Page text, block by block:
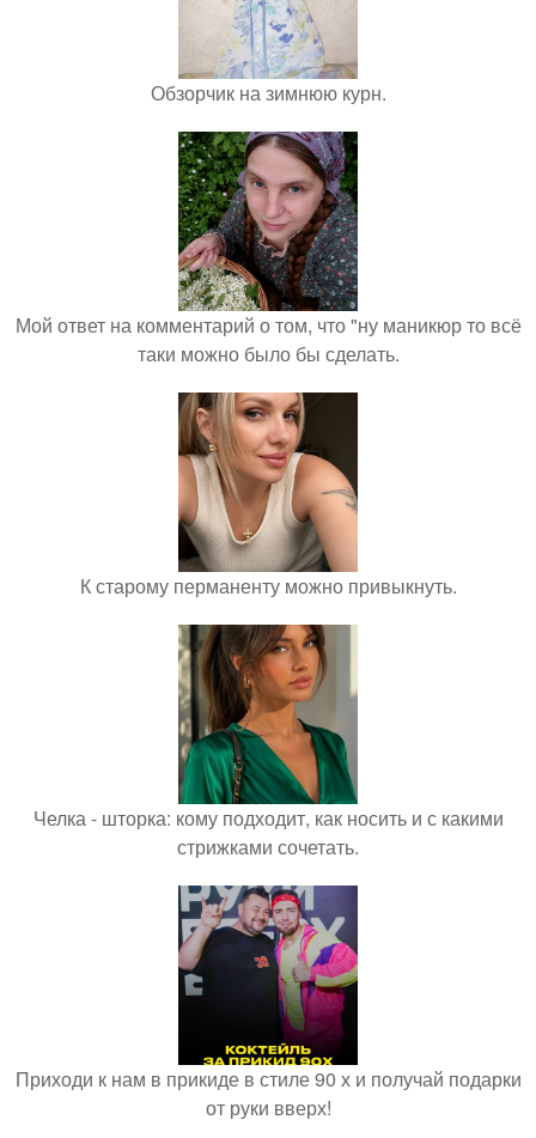
Обзорчик на зимнюю курн.
Мой ответ на комментарий о том, что "ну маникюр то всё
таки можно было бы сделать.
К старому перманенту можно привыкнуть.
Челка - шторка: кому подходит, как носить и с какими
стрижками сочетать.
Приходи к нам в прикиде в стиле 90 х и получай подарки
от руки вверх!